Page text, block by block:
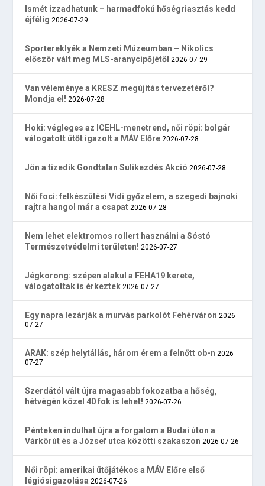
Ismét izzadhatunk – harmadfokú hőségriasztás kedd
éjfélig 2026-07-29
Sportereklyék a Nemzeti Múzeumban – Nikolics
először vált meg MLS-aranycipőjétől 2026-07-29
Van véleménye a KRESZ megújítás tervezetéről?
Mondja el! 2026-07-28
Hoki: végleges az ICEHL-menetrend, női röpi: bolgár
válogatott ütőt igazolt a MÁV Előre 2026-07-28
Jön a tizedik Gondtalan Sulikezdés Akció 2026-07-28
Női foci: felkészülési Vidi győzelem, a szegedi bajnoki
rajtra hangol már a csapat 2026-07-28
Nem lehet elektromos rollert használni a Sóstó
Természetvédelmi területen! 2026-07-27
Jégkorong: szépen alakul a FEHA19 kerete,
válogatottak is érkeztek 2026-07-27
Egy napra lezárják a murvás parkolót Fehérváron 2026-
07-27
ARAK: szép helytállás, három érem a felnőtt ob-n 2026-
07-27
Szerdától vált újra magasabb fokozatba a hőség,
hétvégén közel 40 fok is lehet! 2026-07-26
Pénteken indulhat újra a forgalom a Budai úton a
Várkörút és a József utca közötti szakaszon 2026-07-26
Női röpi: amerikai ütőjátékos a MÁV Előre első
légiósigazolása 2026-07-26